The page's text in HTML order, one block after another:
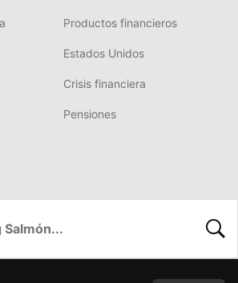
Productos financieros
Estados Unidos
Crisis financiera
Pensiones